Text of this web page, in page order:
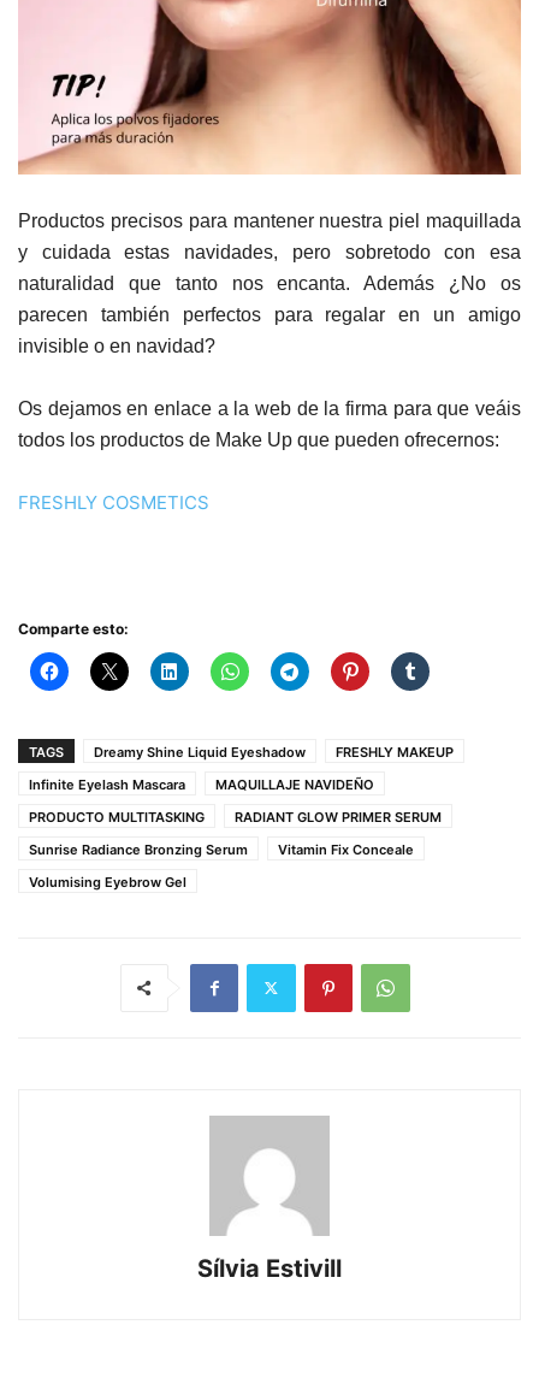
Productos precisos para mantener nuestra piel maquillada
y cuidada estas navidades, pero sobretodo con esa
naturalidad que tanto nos encanta. Además ¿No os
parecen también perfectos para regalar en un amigo
invisible o en navidad?
Os dejamos en enlace a la web de la firma para que veáis
todos los productos de Make Up que pueden ofrecernos:
FRESHLY COSMETICS
Comparte esto:
TAGS Dreamy Shine Liquid Eyeshadow
FRESHLY MAKEUP
Infinite Eyelash Mascara
MAQUILLAJE NAVIDEÑO
PRODUCTO MULTITASKING
RADIANT GLOW PRIMER SERUM
Sunrise Radiance Bronzing Serum
Vitamin Fix Conceale
Volumising Eyebrow Gel
Sílvia Estivill